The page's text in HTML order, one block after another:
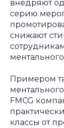
внедряют
серию
снижают
Примером
FMCG
классы от